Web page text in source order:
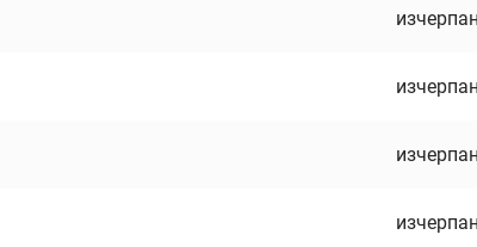
изчерпан
изчерпан
изчерпан
изчерпан